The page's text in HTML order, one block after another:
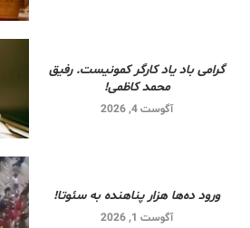
گرامی باد یاد کارگر کمونیست. رفیق
محمد کاظمی!
آگوست 4, 2026
ورود ده‌ها هزار پناهنده به سئوتا!
آگوست 1, 2026